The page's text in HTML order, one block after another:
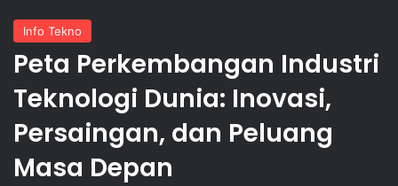
Info Tekno
Peta Perkembangan Industri
Teknologi Dunia: Inovasi,
Persaingan, dan Peluang
Masa Depan